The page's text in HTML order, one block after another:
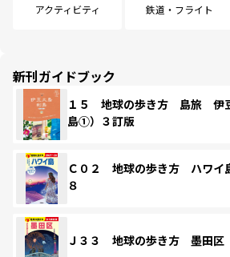
アクティビティ 鉄道・フライト
新刊ガイドブック
１５ 地球の歩き方 島旅 伊
島①）３訂版
Ｃ０２ 地球の歩き方 ハワイ
８
Ｊ３３ 地球の歩き方 墨田区